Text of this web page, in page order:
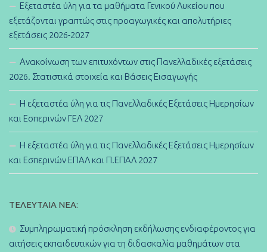
Εξεταστέα ύλη για τα μαθήματα Γενικού Λυκείου που
εξετάζονται γραπτώς στις προαγωγικές και απολυτήριες
εξετάσεις 2026-2027
Ανακοίνωση των επιτυχόντων στις Πανελλαδικές εξετάσεις
2026. Στατιστικά στοιχεία και Βάσεις Εισαγωγής
Η εξεταστέα ύλη για τις Πανελλαδικές Εξετάσεις Ημερησίων
και Εσπερινών ΓΕΛ 2027
Η εξεταστέα ύλη για τις Πανελλαδικές Εξετάσεις Ημερησίων
και Εσπερινών ΕΠΑΛ και Π.ΕΠΑΛ 2027
ΤΕΛΕΥΤΑΊΑ ΝΈΑ:
Συμπληρωματική πρόσκληση εκδήλωσης ενδιαφέροντος για
αιτήσεις εκπαιδευτικών για τη διδασκαλία μαθημάτων στα